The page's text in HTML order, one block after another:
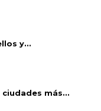
y...
más...